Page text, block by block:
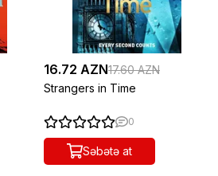
16.72 AZN17.60 AZN
Strangers in Time
0
Səbətə at